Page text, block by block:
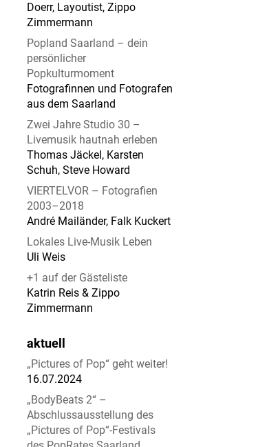
Doerr, Layoutist, Zippo
Zimmermann
Popland Saarland – dein
persönlicher
Popkulturmoment
Fotografinnen und Fotografen
aus dem Saarland
Zwei Jahre Studio 30 –
Livemusik hautnah erleben
Thomas Jäckel, Karsten
Schuh, Steve Howard
VIERTELVOR – Fotografien
2003–2018
André Mailänder, Falk Kuckert
Lokales Live-Musik Leben
Uli Weis
+1 auf der Gästeliste
Katrin Reis & Zippo
Zimmermann
aktuell
„Pictures of Pop“ geht weiter!
16.07.2024
„BodyBeats 2“ –
Abschlussausstellung des
„Pictures of Pop“-Festivals